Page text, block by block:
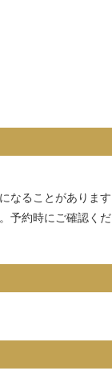
なることがあります
約時にご確認くだ